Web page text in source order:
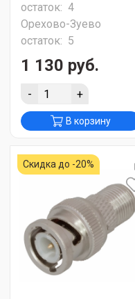
остаток: 4
Орехово-Зуево
остаток: 5
1 130 руб.
- +
В корзину
Скидка до -20%